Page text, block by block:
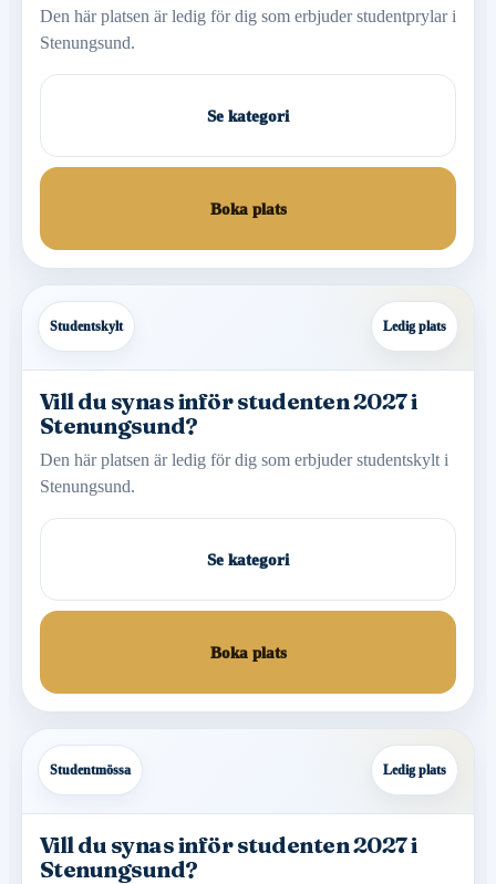
Den här platsen är ledig för dig som erbjuder studentprylar i
Stenungsund.
Se kategori
Boka plats
Studentskylt Ledig plats
Vill du synas inför studenten 2027 i
Stenungsund?
Den här platsen är ledig för dig som erbjuder studentskylt i
Stenungsund.
Se kategori
Boka plats
Studentmössa Ledig plats
Vill du synas inför studenten 2027 i
Stenungsund?